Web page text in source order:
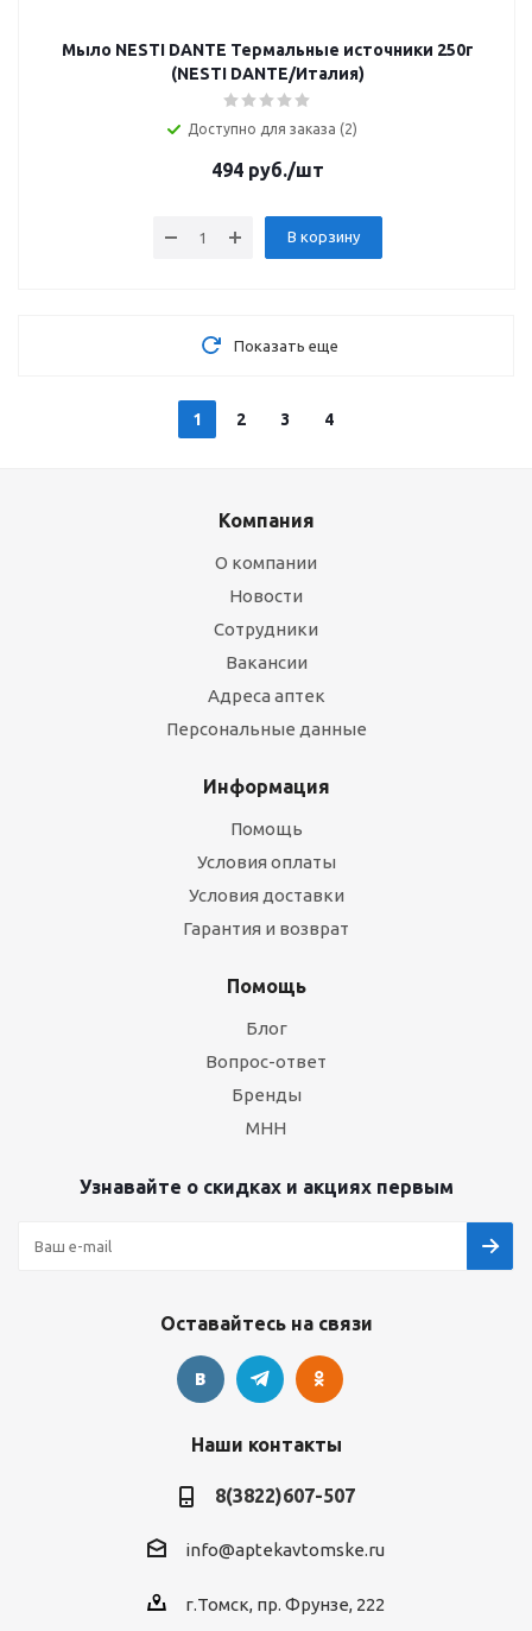
Мыло NESTI DANTE Термальные источники 250г
(NESTI DANTE/Италия)
Доступно для заказа (2)
494руб./шт
В корзину
Показать еще
1 2 3 4
Компания
О компании
Новости
Сотрудники
Вакансии
Адреса аптек
Персональные данные
Информация
Помощь
Условия оплаты
Условия доставки
Гарантия и возврат
Помощь
Блог
Вопрос-ответ
Бренды
МНН
Узнавайте о скидках и акциях первым
Оставайтесь на связи
Наши контакты
8(3822)607-507
info@aptekavtomske.ru
г.Томск, пр. Фрунзе, 222